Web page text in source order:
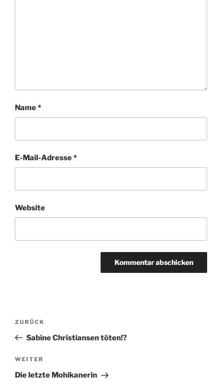
Name*
E-Mail-Adresse*
Website
Beitragsnavigation
Vorheriger
Beitrag
ZURÜCK
Sabine Christiansen töten!?
Nächster
Beitrag
WEITER
Die letzte Mohikanerin